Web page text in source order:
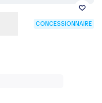
CONCESSIONNAIRE